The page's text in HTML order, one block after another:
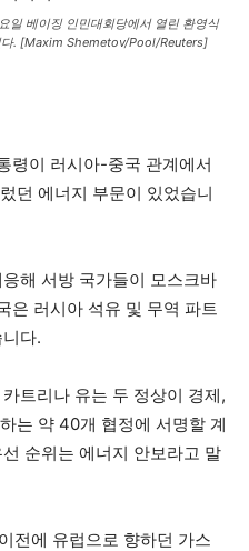
일 베이징 인민대회당에서 열린 환영식
다. [Maxim Shemetov/Pool/Reuters]
령이 러시아-중국 관계에서
던 에너지 부문이 있었습니
해 서방 국가들이 모스크바
은 러시아 석유 및 무역 파트
다.
트리나 유는 두 정상이 경제,
는 약 40개 협정에 서명할 계
순위는 에너지 안보라고 말
전에 유럽으로 향하던 가스